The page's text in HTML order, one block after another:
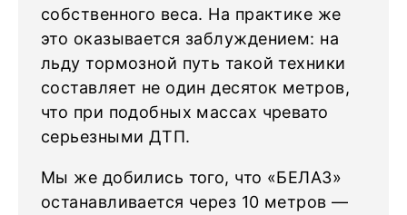
собственного веса. На практике же
это оказывается заблуждением: на
льду тормозной путь такой техники
составляет не один десяток метров,
что при подобных массах чревато
серьезными ДТП.
Мы же добились того, что «БЕЛАЗ»
останавливается через 10 метров —